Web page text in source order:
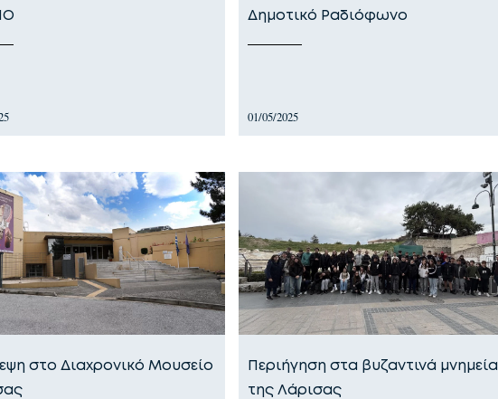
Δημοτικό Ραδιόφωνο
01/05/2025
στο Διαχρονικό Μουσείο
Περιήγηση στα βυζαντινά μνημεία
της Λάρισας